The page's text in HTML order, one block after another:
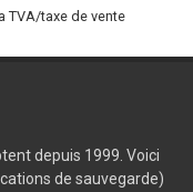
TVA/taxe de vente
depuis 1999. Voici
de sauvegarde)